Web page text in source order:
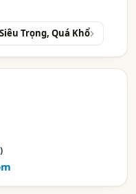
Trọng, Quá Khổ
)